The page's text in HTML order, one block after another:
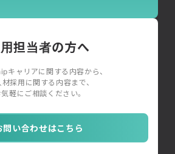
担当者の方へ
キャリアに関する内容から、
採用に関する内容まで、
軽にご相談ください。
問い合わせはこちら